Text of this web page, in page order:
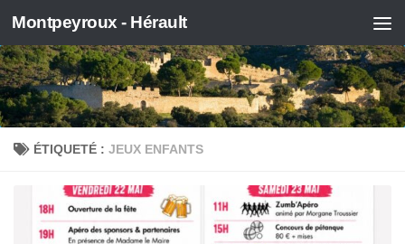
Skip to content
Montpeyroux - Hérault
ÉTIQUETÉ : JEUX ENFANTS